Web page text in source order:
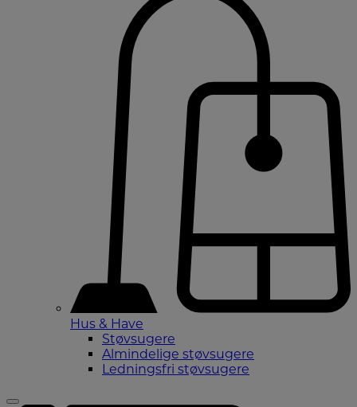
Hus & Have
Støvsugere
Almindelige støvsugere
Ledningsfri støvsugere